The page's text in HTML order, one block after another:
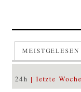
MEISTGELESEN
24h letzte Woche